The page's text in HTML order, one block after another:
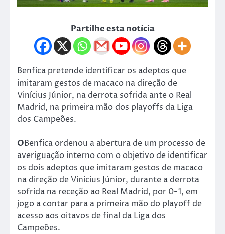
Partilhe esta notícia
Benfica pretende identificar os adeptos que
imitaram gestos de macaco na direção de
Vinícius Júnior, na derrota sofrida ante o Real
Madrid, na primeira mão dos playoffs da Liga
dos Campeões.
OBenfica ordenou a abertura de um processo de
averiguação interno com o objetivo de identificar
os dois adeptos que imitaram gestos de macaco
na direção de Vinícius Júnior, durante a derrota
sofrida na receção ao Real Madrid, por 0-1, em
jogo a contar para a primeira mão do playoff de
acesso aos oitavos de final da Liga dos
Campeões.